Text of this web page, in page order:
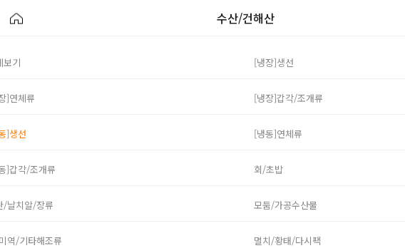
수산/건해산
보기 [냉장]생선
]연체류 [냉장]갑각/조개류
]생선 [냉동]연체류
]갑각/조개류 회/초밥
/날치알/장류 모둠/가공수산물
역/기타해조류 멸치/황태/다시팩